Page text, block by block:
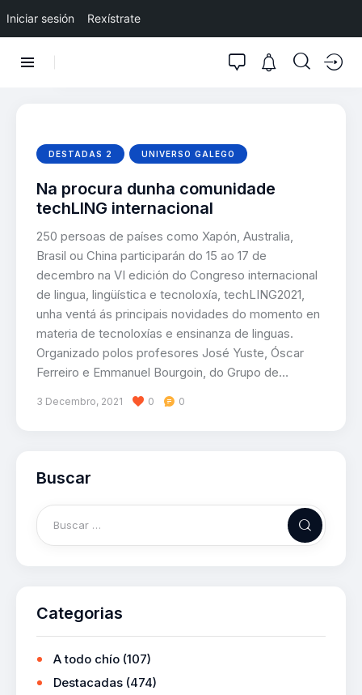
Iniciar sesión Rexístrate
DESTADAS 2 UNIVERSO GALEGO
Na procura dunha comunidade
techLING internacional
250 persoas de países como Xapón, Australia,
Brasil ou China participarán do 15 ao 17 de
decembro na VI edición do Congreso internacional
de lingua, lingüística e tecnoloxía, techLING2021,
unha ventá ás principais novidades do momento en
materia de tecnoloxías e ensinanza de linguas.
Organizado polos profesores José Yuste, Óscar
Ferreiro e Emmanuel Bourgoin, do Grupo de…
3 Decembro, 2021 0 0
Buscar
Categorias
A todo chío (107)
Destacadas (474)